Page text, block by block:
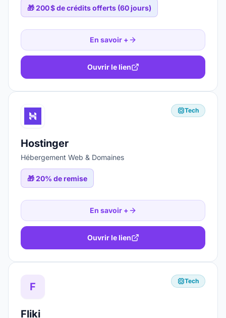
🎁200 $ de crédits offerts (60 jours)
En savoir +
Ouvrir le lien
Tech
Hostinger
Hébergement Web & Domaines
🎁20% de remise
En savoir +
Ouvrir le lien
F Tech
Fliki